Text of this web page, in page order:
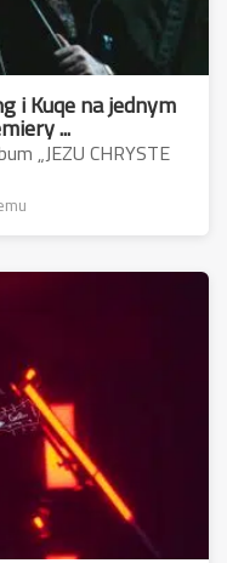
i Kuqe na jednym
tracku w dniu premiery ...
„JEZU CHRYSTE